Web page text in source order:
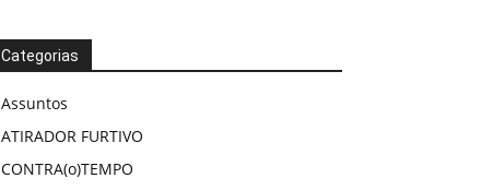
Categorias
Assuntos
ATIRADOR FURTIVO
CONTRA(o)TEMPO